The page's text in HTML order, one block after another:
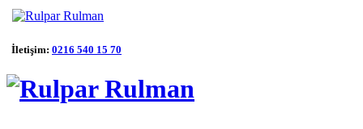
İletişim: 0216 540 15 70